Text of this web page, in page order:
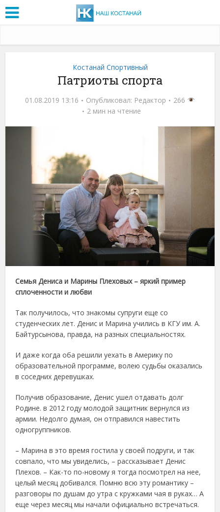
Костанай Спортивный
Патриоты спорта
01.08.2019 13:16 Опубликовал: Редактор
266
2 мин на чтение
Семья Дениса и Марины Плеховых – яркий пример
сплоченности и любви
Так получилось, что знакомы супруги еще со
студенческих лет. Денис и Марина учились в КГУ им. А.
Байтурсынова, правда, на разных специальностях.
И даже когда оба решили уехать в Америку по
образовательной программе, волею судьбы оказались
в соседних деревушках.
Получив образование, Денис ушел отдавать долг
Родине. в 2012 году молодой защитник вернулся из
армии. Недолго думая, он отправился навестить
одногруппников.
– Марина в это время гостила у своей подруги, и так
совпало, что мы увиделись, – рассказывает Денис
Плехов. – Как-то по-новому я тогда посмотрел на нее,
целый месяц добивался. Помню всю эту романтику –
разговоры по душам до утра с кружками чая в руках… А
еще через месяц мы начали официально встречаться.